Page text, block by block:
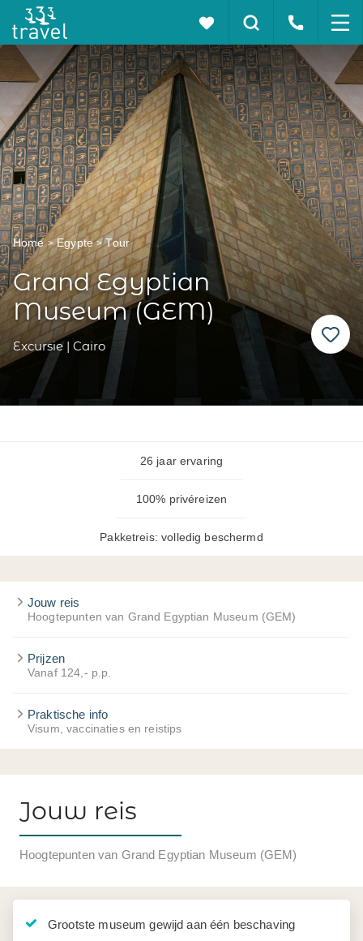
Home Egypte Tour
Grand Egyptian
Museum (GEM)
Excursie | Cairo
26 jaar ervaring
100% privéreizen
Pakketreis: volledig beschermd
Jouw reis
Hoogtepunten van Grand Egyptian Museum (GEM)
Prijzen
Vanaf 124,- p.p.
Praktische info
Visum, vaccinaties en reistips
Jouw reis
Hoogtepunten van Grand Egyptian Museum (GEM)
Grootste museum gewijd aan één beschaving